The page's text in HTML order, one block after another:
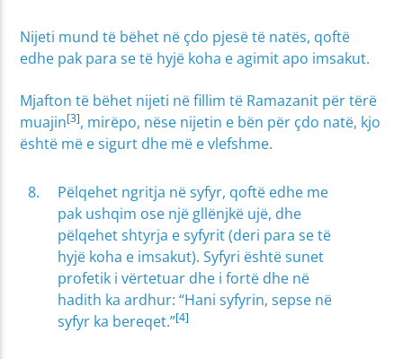
Nijeti mund të bëhet në çdo pjesë të natës, qoftë
edhe pak para se të hyjë koha e agimit apo imsakut.
Mjafton të bëhet nijeti në fillim të Ramazanit për tërë
muajin[3], mirëpo, nëse nijetin e bën për çdo natë, kjo
është më e sigurt dhe më e vlefshme.
Pëlqehet ngritja në syfyr, qoftë edhe me
pak ushqim ose një gllënjkë ujë, dhe
pëlqehet shtyrja e syfyrit (deri para se të
hyjë koha e imsakut). Syfyri është sunet
profetik i vërtetuar dhe i fortë dhe në
hadith ka ardhur: “Hani syfyrin, sepse në
syfyr ka bereqet.”[4]